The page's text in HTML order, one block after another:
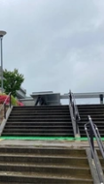
場はこのよ
公営斎場なの
うな方には
有田郡在住の